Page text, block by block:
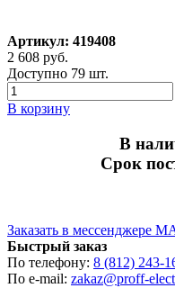
Артикул: 419408
2 608 руб.
Доступно 79 шт.
В корзину
В
Срок
Заказать в мессенджере
Быстрый заказ
По телефону: 8 (812) 243-
По e-mail: zakaz@proff-